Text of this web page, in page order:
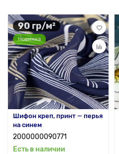
90 гр/м²
Новинка
Шифон креп, принт — перья
на синем
2000000090771
Есть в наличии